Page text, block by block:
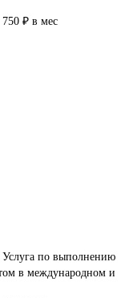
750 ₽ в мес
Услуга по выполнению
в международном и